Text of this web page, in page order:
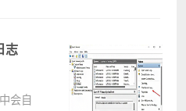
着小
志
会自